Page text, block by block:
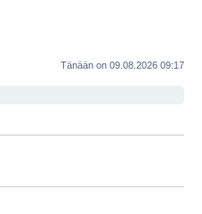
Tänään on 09.08.2026 09:17